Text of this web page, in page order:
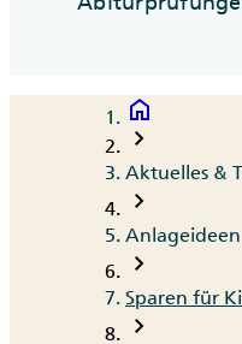
Breadcrumb
home
chevron_right
Aktuelles &
chevron_right
Anlageideen
chevron_right
Sparen für
chevron_right